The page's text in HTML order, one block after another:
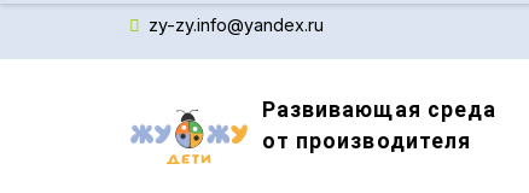
zy-zy.info@yandex.ru
Развивающая среда
от производителя